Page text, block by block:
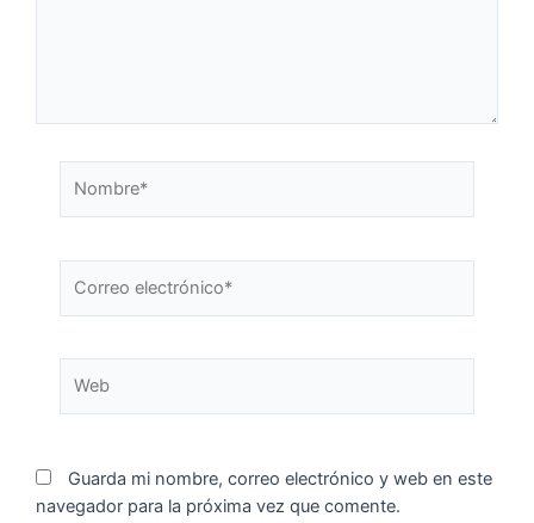
Guarda mi nombre, correo electrónico y web en este
navegador para la próxima vez que comente.